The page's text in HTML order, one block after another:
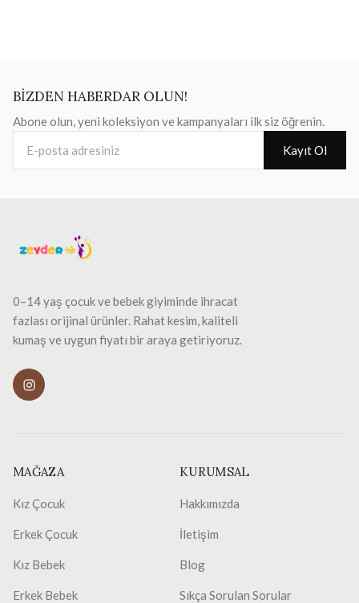
BİZDEN HABERDAR OLUN!
Abone olun, yeni koleksiyon ve kampanyaları ilk siz öğrenin.
Kayıt Ol
0–14 yaş çocuk ve bebek giyiminde ihracat
fazlası orijinal ürünler. Rahat kesim, kaliteli
kumaş ve uygun fiyatı bir araya getiriyoruz.
MAĞAZA
Kız Çocuk
Erkek Çocuk
Kız Bebek
Erkek Bebek
KURUMSAL
Hakkımızda
İletişim
Blog
Sıkça Sorulan Sorular